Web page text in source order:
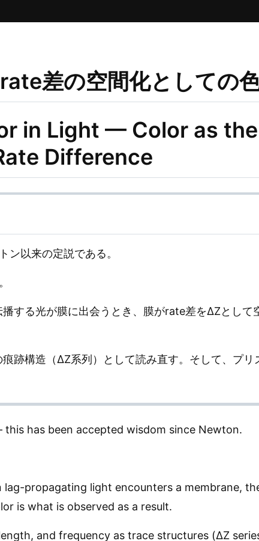
差の空間化としての
in Light — Color as
Difference
以来の定説である。
する光が膜に出会うとき、膜がrate差をΔZとし
跡構造（ΔZ系列）として読み直す。そして、プ
has been accepted wisdom since Newton.
propagating light encounters a membrane,
is what is observed as a result.
and frequency as trace structures (ΔZ